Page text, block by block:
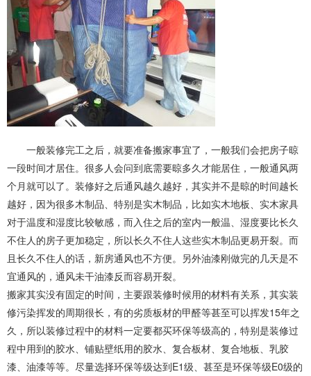
一般装修完工之后，就要准备搬家事宜了，一般我们会把房子晾
一段时间才居住。很多人会问到底需要晾多久才能居住，一般通风两
个月就可以了。装修好之后通风越久越好，其实并不是晾的时间越长
越好，因为很多木制品、特别是实木制品，比如实木地板、实木家具
对于温度和湿度比较敏感，而入住之后的室内一般温、湿度要比长久
不住人的房子更加稳定，所以长久不住人这些实木制品更易开裂。而
且长久不住人的话，新房通风也不方便。另外油漆刚做完的几天是不
宜通风的，通风未干油漆反而容易开裂。
搬家其实没有固定的时间，主要跟装修时候用的材料有关系，其实装
修污染挥发的周期很长，有的劣质板材的甲醛等甚至可以挥发15年之
久，所以装修过程中的材料一定要都买环保等级高的，特别是装修过
程中用到的胶水、铺贴壁纸用的胶水、复合板材、复合地板、乳胶
漆、油漆等等。尽量选择环保等级达到E1级、甚至是环保等级E0级的